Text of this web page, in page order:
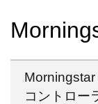
コントロー